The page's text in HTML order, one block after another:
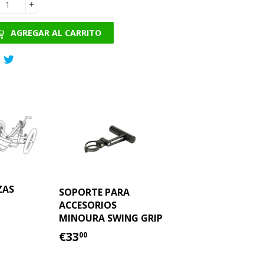
+
AGREGAR AL CARRITO
Compartir
SOPORTE PARA
ACCESORIOS
MINOURA SWING GRIP
PRECIO
€3300